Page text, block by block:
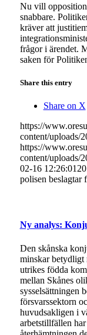
Nu vill
snabbare.
kräver att
frågor i ärendet.
saken för
Share this entry
Share on X
https://
content/uploads/
https://
content/uploads/
02-16 12:26:01
polisen beslagtar
Ny analys:
Den skånska
minskar betydligt
utrikes födda
mellan Skånes
sysselsättningen
försvarssektorn
huvudsakligen i
arbetstillfällen